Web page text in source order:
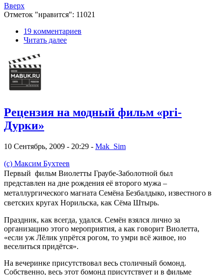
Вверх
Отметок "нравится": 11021
19 кoммeнтаpиев
Читать далее
Рецензия на модный фильм «pri-
Дурки»
10 Сентябрь, 2009 - 20:29 - Mak_Sim
(с) Максим Бухтеев
Первый фильм Виолетты Граубе-Заболотной был
представлен на дне рождения её второго мужа –
металлургического магната Семёна Безбалдыко, известного в
светских кругах Норильска, как Сёма Штырь.
Праздник, как всегда, удался. Семён взялся лично за
организацию этого мероприятия, а как говорит Виолетта,
«если уж Лёлик упрётся рогом, то умри всё живое, но
веселиться придётся».
На вечеринке присутствовал весь столичный бомонд.
Собственно, весь этот бомонд присутствует и в фильме